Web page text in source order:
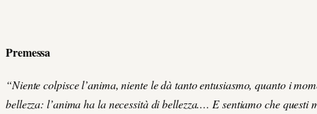
Premessa
“Niente colpisce l’anima, niente le dà tanto entusiasmo, quanto i
bellezza: l’anima ha la necessità di bellezza.… E sentiamo che questi